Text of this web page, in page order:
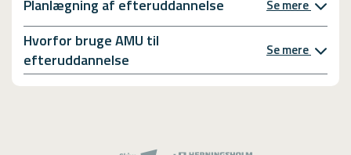
Planlægning af efteruddannelse Se mere
Hvorfor bruge AMU til
efteruddannelse
Se mere